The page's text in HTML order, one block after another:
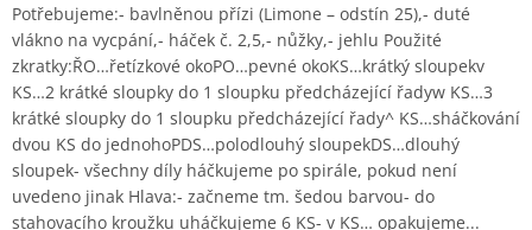
Potřebujeme:- bavlněnou přízi (Limone – odstín 25),- duté
vlákno na vycpání,- háček č. 2,5,- nůžky,- jehlu Použité
zkratky:ŘO…řetízkové okoPO…pevné okoKS…krátký sloupekv
KS…2 krátké sloupky do 1 sloupku předcházející řadyw KS…3
krátké sloupky do 1 sloupku předcházející řady^ KS…sháčkování
dvou KS do jednohoPDS…polodlouhý sloupekDS…dlouhý
sloupek- všechny díly háčkujeme po spirále, pokud není
uvedeno jinak Hlava:- začneme tm. šedou barvou- do
stahovacího kroužku uháčkujeme 6 KS- v KS… opakujeme...